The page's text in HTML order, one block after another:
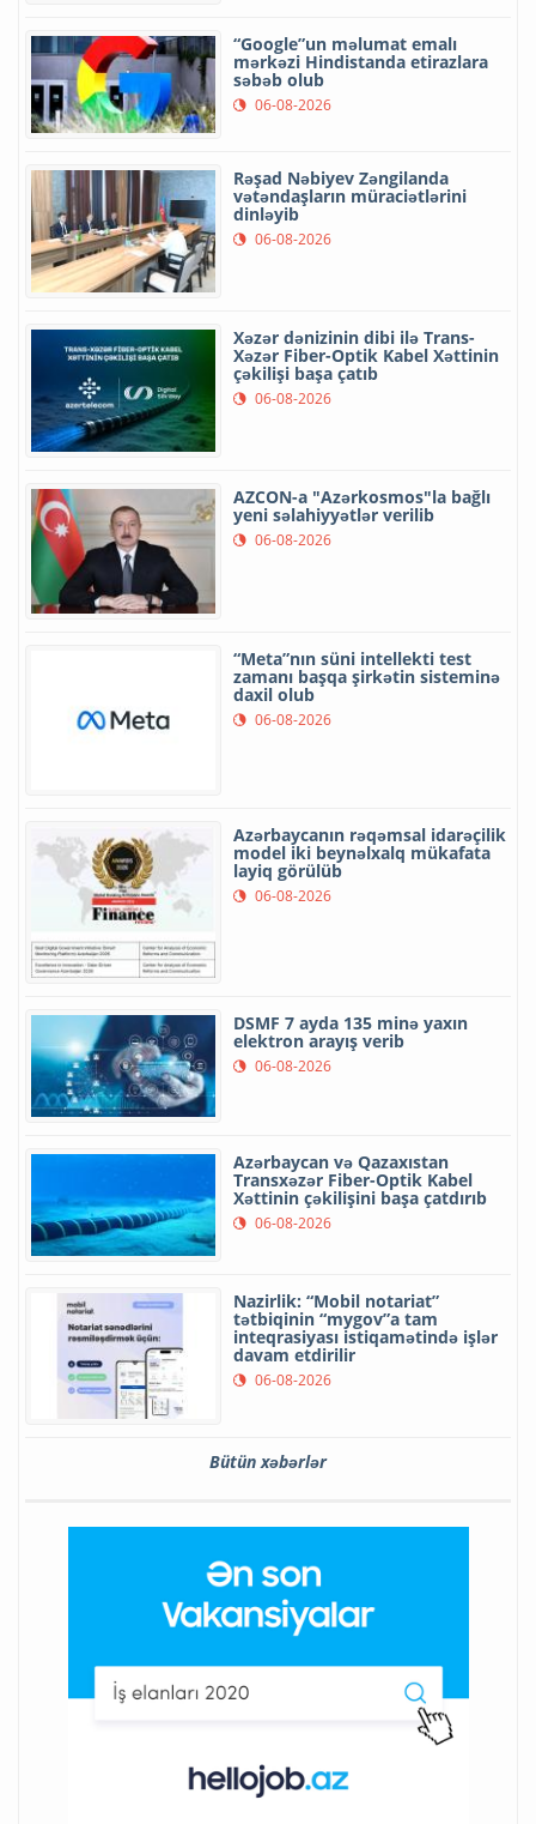
“Google”un məlumat emalı
mərkəzi Hindistanda etirazlara
səbəb olub
06-08-2026
Rəşad Nəbiyev Zəngilanda
vətəndaşların müraciətlərini
dinləyib
06-08-2026
Xəzər dənizinin dibi ilə Trans-
Xəzər Fiber-Optik Kabel Xəttinin
çəkilişi başa çatıb
06-08-2026
AZCON-a "Azərkosmos"la bağlı
yeni səlahiyyətlər verilib
06-08-2026
“Meta”nın süni intellekti test
zamanı başqa şirkətin sisteminə
daxil olub
06-08-2026
Azərbaycanın rəqəmsal idarəçilik
model iki beynəlxalq mükafata
layiq görülüb
06-08-2026
DSMF 7 ayda 135 minə yaxın
elektron arayış verib
06-08-2026
Azərbaycan və Qazaxıstan
Transxəzər Fiber-Optik Kabel
Xəttinin çəkilişini başa çatdırıb
06-08-2026
Nazirlik: “Mobil notariat”
tətbiqinin “mygov”a tam
inteqrasiyası istiqamətində işlər
davam etdirilir
06-08-2026
Bütün xəbərlər